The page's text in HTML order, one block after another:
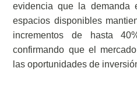
evidencia que la demanda
espacios disponibles
incrementos de hasta
confirmando que el
las oportunidades de